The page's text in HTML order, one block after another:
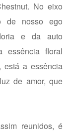
No eixo
de nosso ego
e da auto
essência floral
está a essência
de amor, que
reunidos, é